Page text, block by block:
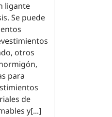
ligante
Se puede
otros
para
de
y[...]